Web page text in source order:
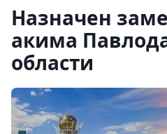
Назначен
акима
области